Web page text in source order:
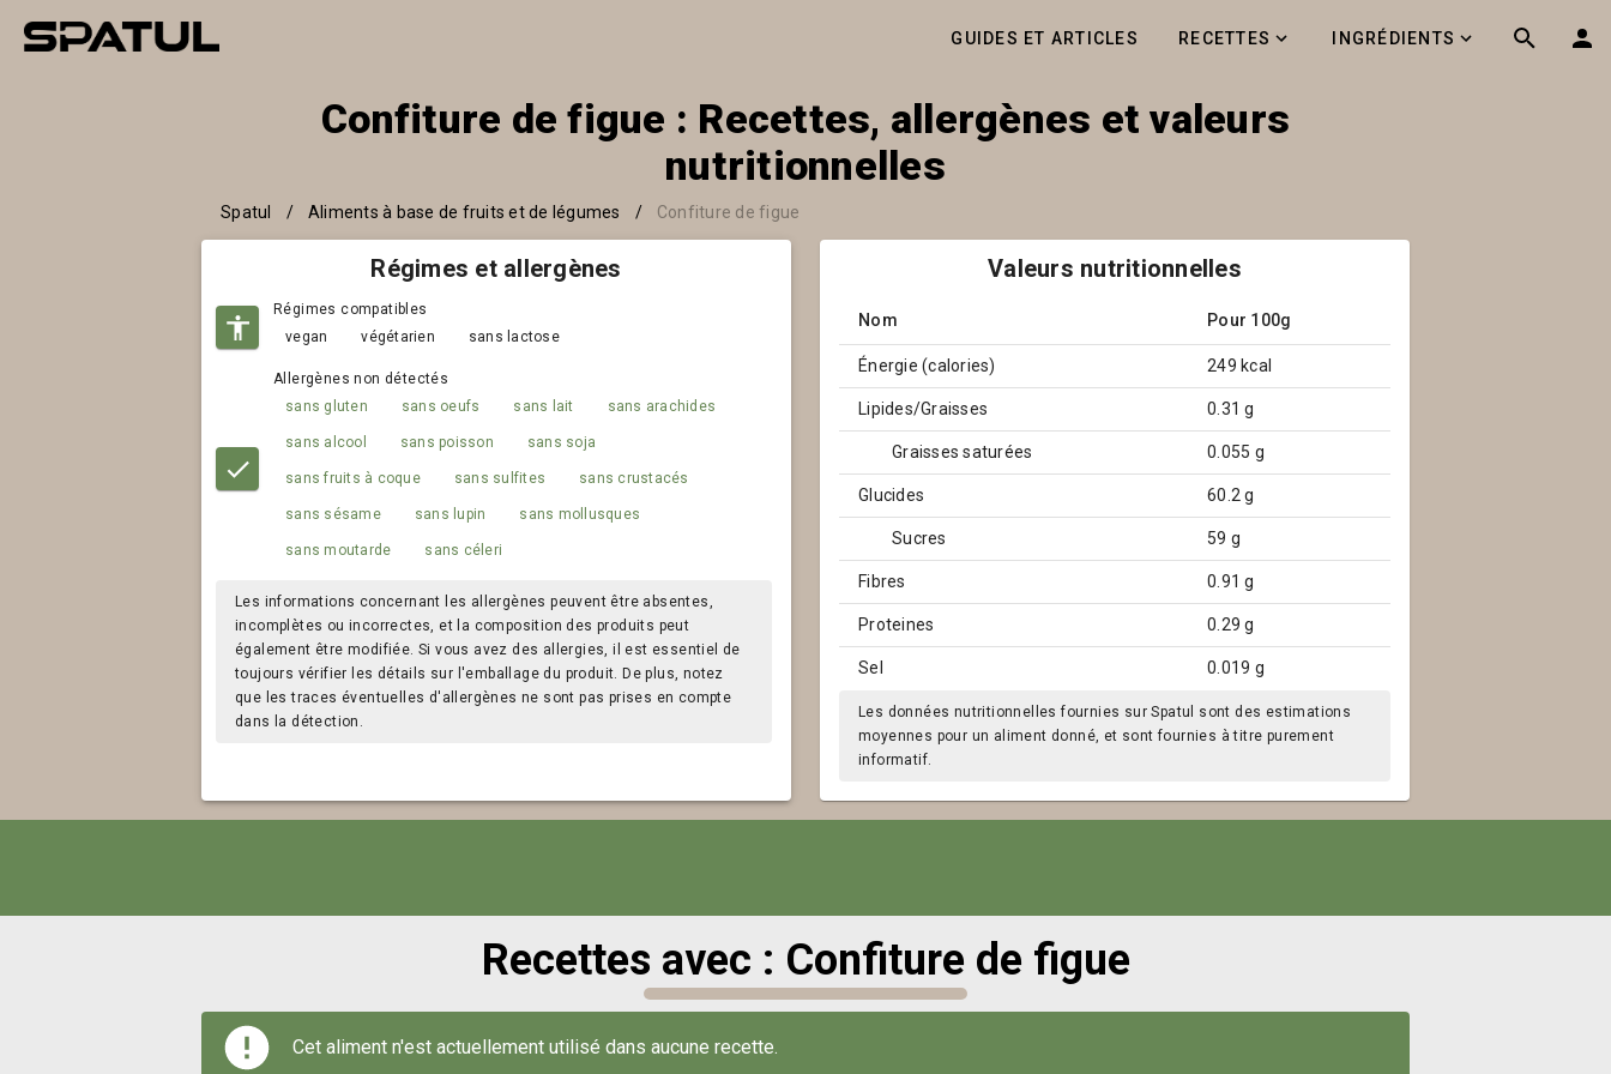
GUIDES ET ARTICLES RECETTES INGRÉDIENTS
Confiture de figue : Recettes, allergènes et valeurs
nutritionnelles
Spatul / Aliments à base de fruits et de légumes / Confiture de figue
Régimes et allergènes
Régimes compatibles
vegan
végétarien sans lactose
Allergènes non détectés
sans gluten
sans oeufs sans lait sans arachides
sans alcool sans poisson sans soja
sans fruits à coque sans sulfites sans crustacés
sans sésame sans lupin sans mollusques
sans moutarde sans céleri
Les informations concernant les allergènes peuvent être absentes,
incomplètes ou incorrectes, et la composition des produits peut
également être modifiée. Si vous avez des allergies, il est essentiel de
toujours vérifier les détails sur l'emballage du produit. De plus, notez
que les traces éventuelles d'allergènes ne sont pas prises en compte
dans la détection.
Valeurs nutritionnelles
Nom Pour 100g
Énergie (calories) 249 kcal
Lipides/Graisses 0.31 g
Graisses saturées 0.055 g
Glucides 60.2 g
Sucres 59 g
Fibres 0.91 g
Proteines 0.29 g
Sel 0.019 g
Les données nutritionnelles fournies sur Spatul sont des estimations
moyennes pour un aliment donné, et sont fournies à titre purement
informatif.
Recettes avec : Confiture de figue
Cet aliment n'est actuellement utilisé dans aucune recette.